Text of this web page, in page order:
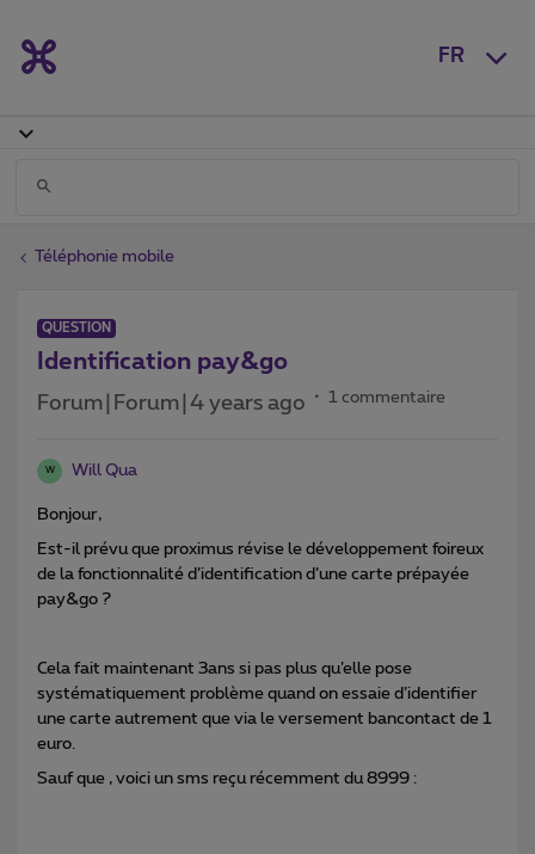
FR
Téléphonie mobile
QUESTION
Identification pay&go
Forum|Forum|4 years ago 1 commentaire
W Will Qua
Bonjour,
Est-il prévu que proximus révise le développement foireux
de la fonctionnalité d’identification d’une carte prépayée
pay&go ?
Cela fait maintenant 3ans si pas plus qu’elle pose
systématiquement problème quand on essaie d’identifier
une carte autrement que via le versement bancontact de 1
euro.
Sauf que , voici un sms reçu récemment du 8999 :